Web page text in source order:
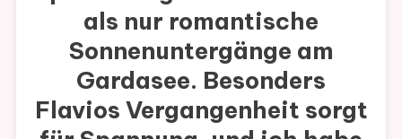
als nur romantische
Sonnenuntergänge am
Gardasee. Besonders
Flavios Vergangenheit sorgt